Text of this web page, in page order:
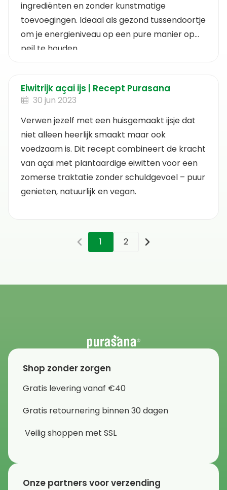
ingrediënten en zonder kunstmatige
toevoegingen. Ideaal als gezond tussendoortje
om je energieniveau op een pure manier op
peil te houden.
Eiwitrijk açai ijs | Recept Purasana
30 jun 2023
Verwen jezelf met een huisgemaakt ijsje dat
niet alleen heerlijk smaakt maar ook
voedzaam is. Dit recept combineert de kracht
van açai met plantaardige eiwitten voor een
zomerse traktatie zonder schuldgevoel – puur
genieten, natuurlijk en vegan.
1 2
Shop zonder zorgen
Gratis levering vanaf €40
Gratis retournering binnen 30 dagen
Veilig shoppen met SSL
Onze partners voor verzending